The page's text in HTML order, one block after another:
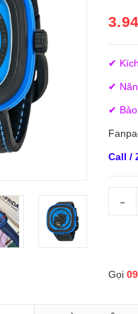
✔
✔
✔
Call /
-
Gọi